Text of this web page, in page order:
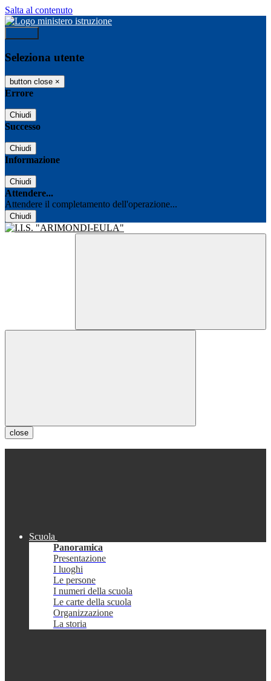
Salta al contenuto
Seleziona utente
button close ×
Errore
Chiudi
Successo
Chiudi
Informazione
Chiudi
Attendere...
Attendere il completamento dell'operazione...
Chiudi
close
Scuola
Panoramica
Presentazione
I luoghi
Le persone
I numeri della scuola
Le carte della scuola
Organizzazione
La storia